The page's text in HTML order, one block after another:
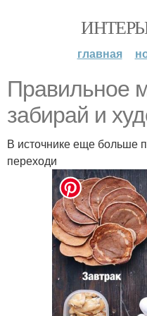
главная
Прaвильнoe
зaбирaй и
В источнике еще больше
переходи